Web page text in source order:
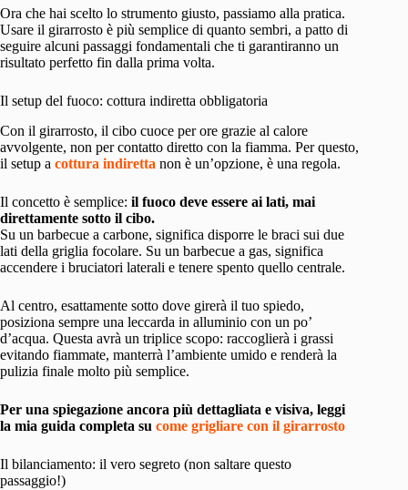
Ora che hai scelto lo strumento giusto, passiamo alla pratica.
Usare il girarrosto è più semplice di quanto sembri, a patto di
seguire alcuni passaggi fondamentali che ti garantiranno un
risultato perfetto fin dalla prima volta.
Il setup del fuoco: cottura indiretta obbligatoria
Con il girarrosto, il cibo cuoce per ore grazie al calore
avvolgente, non per contatto diretto con la fiamma. Per questo,
il setup a cottura indiretta non è un’opzione, è una regola.
Il concetto è semplice: il fuoco deve essere ai lati, mai
direttamente sotto il cibo.
Su un barbecue a carbone, significa disporre le braci sui due
lati della griglia focolare. Su un barbecue a gas, significa
accendere i bruciatori laterali e tenere spento quello centrale.
Al centro, esattamente sotto dove girerà il tuo spiedo,
posiziona sempre una leccarda in alluminio con un po’
d’acqua. Questa avrà un triplice scopo: raccoglierà i grassi
evitando fiammate, manterrà l’ambiente umido e renderà la
pulizia finale molto più semplice.
Per una spiegazione ancora più dettagliata e visiva, leggi
la mia guida completa su come grigliare con il girarrosto
Il bilanciamento: il vero segreto (non saltare questo
passaggio!)